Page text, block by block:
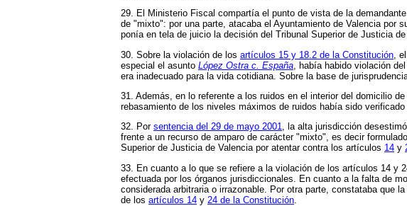
29. El Ministerio Fiscal compartía el punto de vista de la
de "mixto": por una parte, atacaba el Ayuntamiento de Valencia por
ponía en tela de juicio la decisión del Tribunal Superior de Justicia
30. Sobre la violación de los artículos 15 y 18.2 de la Constitución ,
especial el asunto López Ostra c. España , había habido violación
era inadecuado para la vida cotidiana. Sobre la base de
31. Además, en lo referente a los ruidos en el interior del domicilio
rebasamiento de los niveles máximos de ruidos había sido
32. Por sentencia del 29 de mayo 2001, la alta jurisdicción
frente a un recurso de amparo de carácter "mixto", es decir
Superior de Justicia de Valencia por atentar contra los artículos 14 y
33. En cuanto a lo que se refiere a la violación de los artículos 14 y
efectuada por los órganos jurisdiccionales. En cuanto a la falta de
considerada arbitraria o irrazonable. Por otra parte, constataba que
de los artículos 14 y 24 de la Constitución